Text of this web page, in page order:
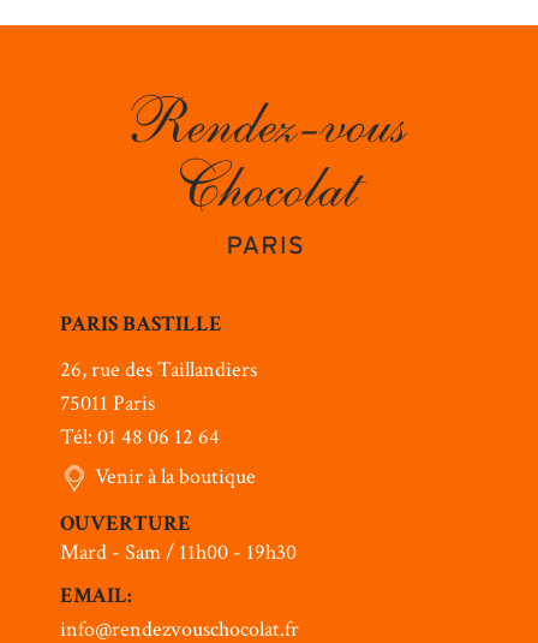
PARIS BASTILLE
26, rue des Taillandiers
75011 Paris
Tél: 01 48 06 12 64
Venir à la boutique
OUVERTURE
Mard - Sam / 11h00 - 19h30
EMAIL:
info@rendezvouschocolat.fr